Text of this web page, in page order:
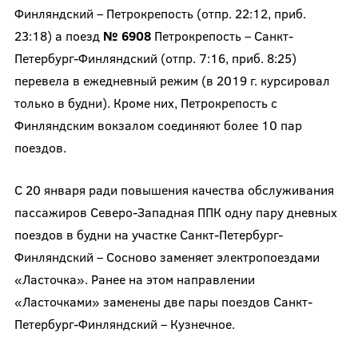
Финляндский – Петрокрепость (отпр. 22:12, приб.
23:18) а поезд № 6908Петрокрепость – Санкт-
Петербург-Финляндский (отпр. 7:16, приб. 8:25)
перевела в ежедневный режим (в 2019 г. курсировал
только в будни). Кроме них, Петрокрепость с
Финляндским вокзалом соединяют более 10 пар
поездов.
С 20 января ради повышения качества обслуживания
пассажиров Северо-Западная ППК одну пару дневных
поездов в будни на участке Санкт-Петербург-
Финляндский – Сосново заменяет электропоездами
«Ласточка». Ранее на этом направлении
«Ласточками» заменены две пары поездов Санкт-
Петербург-Финляндский – Кузнечное.